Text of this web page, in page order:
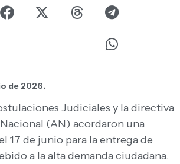
de 2026.
Judiciales y la directiva
(AN) acordaron una
17 de junio para la entrega de
a la alta demanda ciudadana.